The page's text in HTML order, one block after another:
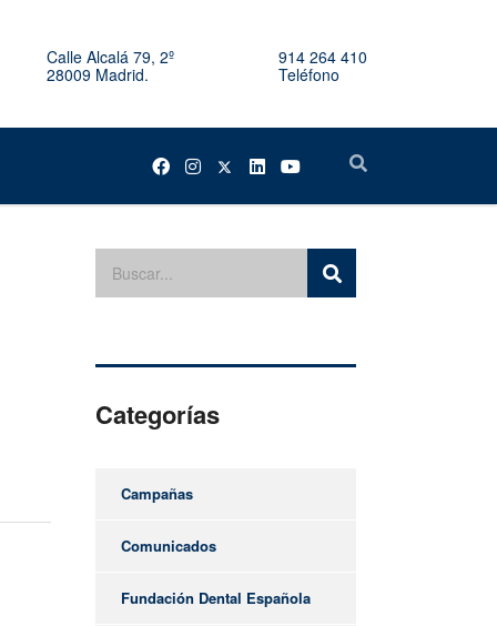
Calle Alcalá 79, 2º
28009 Madrid.
914 264 410
Teléfono
Categorías
Campañas
Comunicados
Fundación Dental Española